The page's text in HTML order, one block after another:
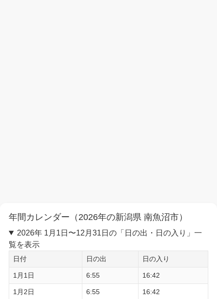
年間カレンダー（2026年の新潟県 南魚沼市）
2026年 1月1日〜12月31日の「日の出・日の入り」一
覧を表示
日付 日の出 日の入り
1月1日 6:55 16:42
1月2日 6:55 16:42